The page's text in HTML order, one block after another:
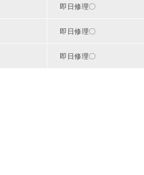
即日修理〇
即日修理〇
即日修理〇